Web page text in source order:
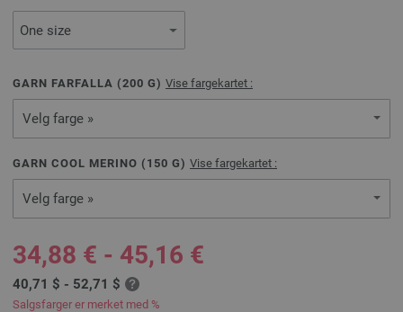
GARN FARFALLA (200 G) Vise fargekartet :
Velg farge »
GARN COOL MERINO ( 150 G) Vise fargekartet :
Velg farge »
34,88 € - 45,16 €
40,71 $ - 52,71 $
Salgsfarger er merket med %